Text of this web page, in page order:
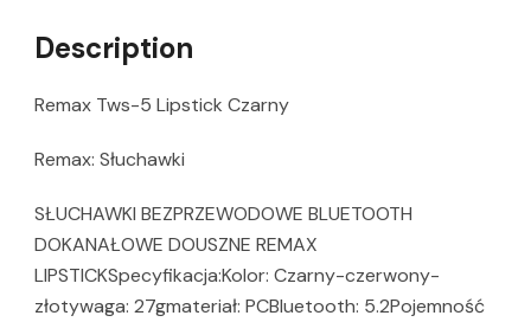
Description
Remax Tws-5 Lipstick Czarny
Remax: Słuchawki
SŁUCHAWKI BEZPRZEWODOWE BLUETOOTH
DOKANAŁOWE DOUSZNE REMAX
LIPSTICKSpecyfikacja:Kolor: Czarny-czerwony-
złotywaga: 27gmateriał: PCBluetooth: 5.2Pojemność